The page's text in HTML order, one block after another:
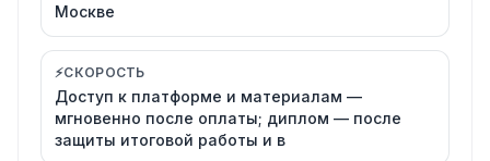
Москве
⚡СКОРОСТЬ
Доступ к платформе и материалам —
мгновенно после оплаты; диплом — после
защиты итоговой работы и в